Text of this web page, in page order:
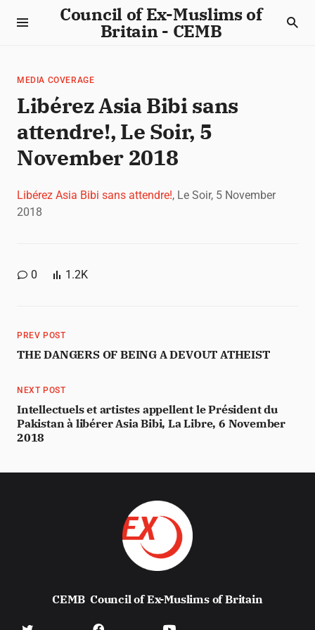
Council of Ex-Muslims of
Britain - CEMB
MEDIA COVERAGE
Libérez Asia Bibi sans
attendre!, Le Soir, 5
November 2018
Libérez Asia Bibi sans attendre!, Le Soir, 5 November
2018
0 1.2K
PREV POST
THE DANGERS OF BEING A DEVOUT ATHEIST
NEXT POST
Intellectuels et artistes appellent le Président du
Pakistan à libérer Asia Bibi, La Libre, 6 November
2018
CEMBCouncil of Ex-Muslims of Britain